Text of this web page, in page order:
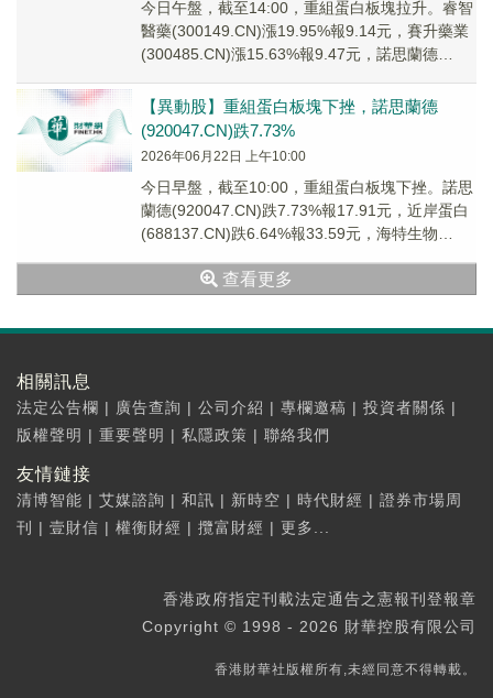
今日午盤，截至14:00，重組蛋白板塊拉升。睿智
醫藥(300149.CN)漲19.95%報9.14元，賽升藥業
(300485.CN)漲15.63%報9.47元，諾思蘭德
【異動股】重組蛋白板塊下挫，諾思蘭德
(920047.CN)跌7.73%
2026年06月22日 上午10:00
今日早盤，截至10:00，重組蛋白板塊下挫。諾思
蘭德(920047.CN)跌7.73%報17.91元，近岸蛋白
(688137.CN)跌6.64%報33.59元，海特生物
查看更多
相關訊息
法定公告欄 | 廣告查詢 | 公司介紹 | 專欄邀稿 | 投資者關係 |
版權聲明 | 重要聲明 | 私隱政策 | 聯絡我們
友情鏈接
清博智能 | 艾媒諮詢 | 和訊 | 新時空 | 時代財經 | 證券市場周
刊
| 壹財信 | 權衡財經 | 攬富財經 | 更多...
香港政府指定刊載法定通告之憲報刊登報章
Copyright © 1998 - 2026 財華控股有限公司
香港財華社版權所有,未經同意不得轉載。